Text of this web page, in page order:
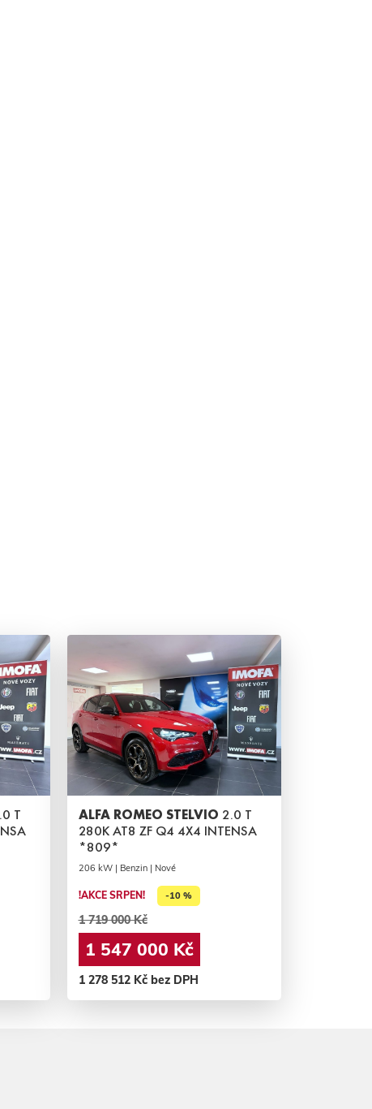
T
ALFA ROMEO STELVIO 2.0 T
280K AT8 ZF Q4 4X4 INTENSA
*809*
206 kW | Benzin | Nové
!AKCE SRPEN! -10 %
1 719 000 Kč
1 547 000 Kč
1 278 512 Kč bez DPH